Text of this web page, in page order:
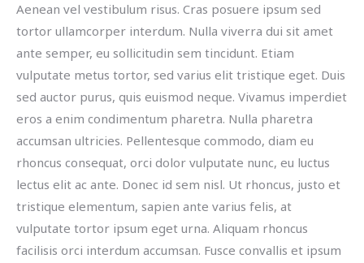
Aenean vel vestibulum risus. Cras posuere ipsum sed
tortor ullamcorper interdum. Nulla viverra dui sit amet
ante semper, eu sollicitudin sem tincidunt. Etiam
vulputate metus tortor, sed varius elit tristique eget. Duis
sed auctor purus, quis euismod neque. Vivamus imperdiet
eros a enim condimentum pharetra. Nulla pharetra
accumsan ultricies. Pellentesque commodo, diam eu
rhoncus consequat, orci dolor vulputate nunc, eu luctus
lectus elit ac ante. Donec id sem nisl. Ut rhoncus, justo et
tristique elementum, sapien ante varius felis, at
vulputate tortor ipsum eget urna. Aliquam rhoncus
facilisis orci interdum accumsan. Fusce convallis et ipsum